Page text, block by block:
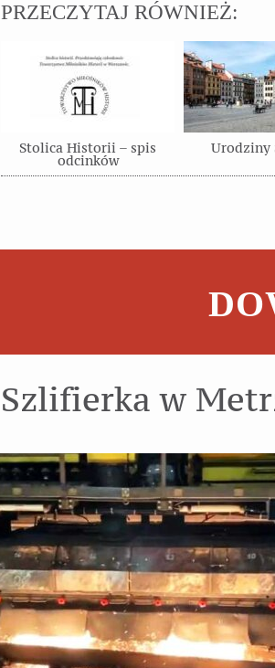
PRZECZYTAJ RÓWNIEŻ:
Stolica Historii – spis
odcinków
Urodziny
Szlifierka w